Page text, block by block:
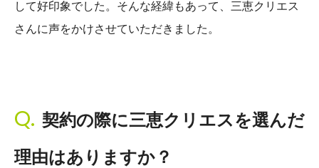
して好印象でした。そんな経緯もあって、三恵クリエス
さんに声をかけさせていただきました。
契約の際に三恵クリエスを選んだ
理由はありますか？